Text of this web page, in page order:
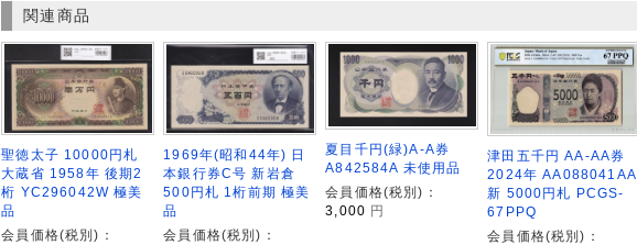
関連商品
聖徳太子 10000円札
大蔵省 1958年 後期2
桁 YC296042W 極美
品
会員価格(税別)：
1969年(昭和44年) 日
本銀行券C号 新岩倉
500円札 1桁前期 極美
品
会員価格(税別)：
夏目千円(緑)A-A券
A842584A 未使用品
会員価格(税別)：
3,000 円
津田五千円 AA-AA券
2024年 AA088041AA
新 5000円札 PCGS-
67PPQ
会員価格(税別)：